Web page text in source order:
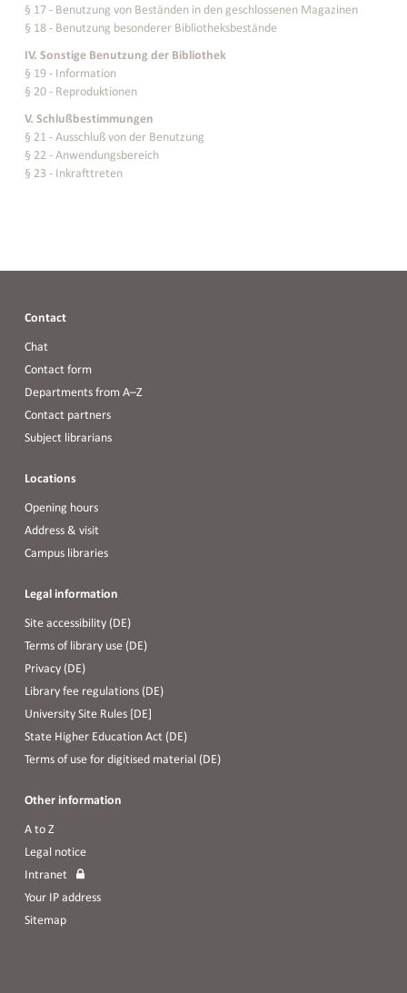
§ 17 - Benutzung von Beständen in den geschlossenen Magazinen
§ 18 - Benutzung besonderer Bibliotheksbestände
IV. Sonstige Benutzung der Bibliothek
§ 19 - Information
§ 20 - Reproduktionen
V. Schlußbestimmungen
§ 21 - Ausschluß von der Benutzung
§ 22 - Anwendungsbereich
§ 23 - Inkrafttreten
Contact
Chat
Contact form
Departments from A–Z
Contact partners
Subject librarians
Locations
Opening hours
Address & visit
Campus libraries
Legal information
Site accessibility (DE)
Terms of library use (DE)
Privacy (DE)
Library fee regulations (DE)
University Site Rules [DE]
State Higher Education Act (DE)
Terms of use for digitised material (DE)
Other information
A to Z
Legal notice
Intranet
Your IP address
Sitemap